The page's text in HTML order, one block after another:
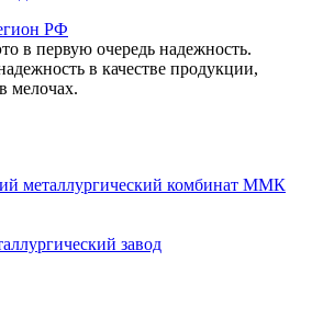
в первую очередь надежность.
в качестве продукции,
мелочах.